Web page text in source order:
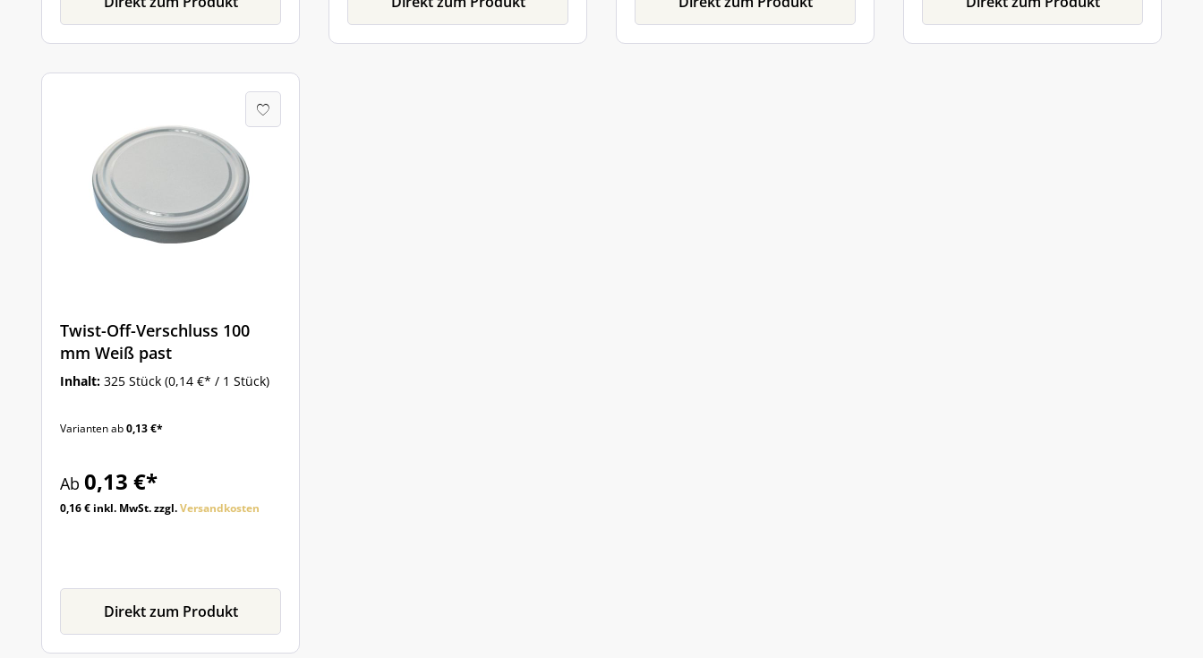
Twist-Off-Verschluss 100
mm Weiß past
Inhalt: 325 Stück (0,14 €* / 1 Stück)
Varianten ab0,13 €*
Ab 0,13 €*
0,16 € inkl. MwSt. zzgl.Versandkosten
Direkt zum Produkt